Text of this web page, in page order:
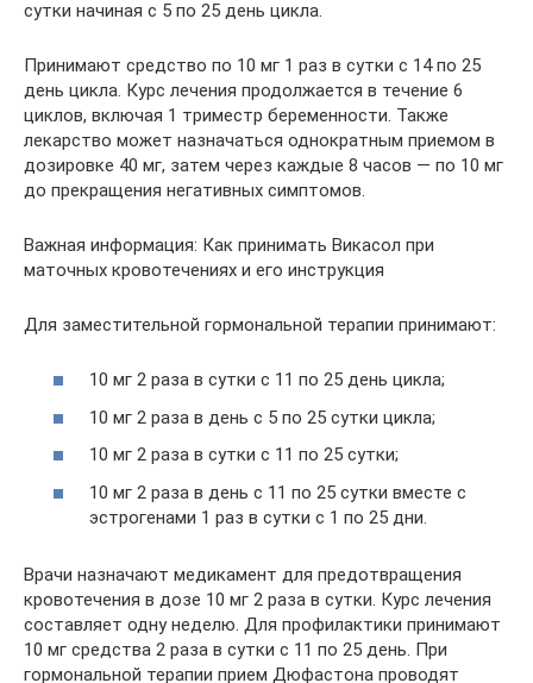
сутки начиная с 5 по 25 день цикла.
Принимают средство по 10 мг 1 раз в сутки с 14 по 25
день цикла. Курс лечения продолжается в течение 6
циклов, включая 1 триместр беременности. Также
лекарство может назначаться однократным приемом в
дозировке 40 мг, затем через каждые 8 часов — по 10 мг
до прекращения негативных симптомов.
Важная информация: Как принимать Викасол при
маточных кровотечениях и его инструкция
Для заместительной гормональной терапии принимают:
10 мг 2 раза в сутки с 11 по 25 день цикла;
10 мг 2 раза в день с 5 по 25 сутки цикла;
10 мг 2 раза в сутки с 11 по 25 сутки;
10 мг 2 раза в день с 11 по 25 сутки вместе с
эстрогенами 1 раз в сутки с 1 по 25 дни.
Врачи назначают медикамент для предотвращения
кровотечения в дозе 10 мг 2 раза в сутки. Курс лечения
составляет одну неделю. Для профилактики принимают
10 мг средства 2 раза в сутки с 11 по 25 день. При
гормональной терапии прием Дюфастона проводят